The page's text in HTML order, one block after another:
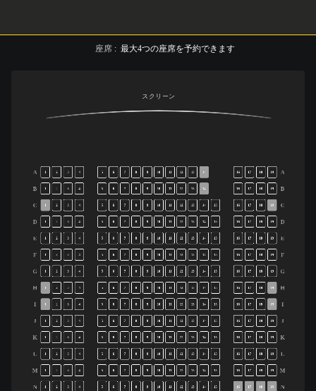
座席 : 最大4つの座席を予約できます
スクリーン
A
B
C
D
E
F
G
H
I
J
K
L
M
N
A
B
C
D
E
F
G
H
I
J
K
L
M
N
1 2 3 4 5 6 7 8 9 10 11 12 13 14 16 17 18 19
1 2 3 4 5 6 7 8 9 10 11 12 13 14 16 17 18 19
1 2 3 4 5 6 7 8 9 10 11 12 13 14 15 16 17 18 19
1 2 3 4 5 6 7 8 9 10 11 12 13 14 15 16 17 18 19
2 3 4 5 6 7 8 9 10 12 13 14 15 16 17 18 19
1 2 3 4 5 6 7 8 9 10 11 12 13 14 15 16 17 18 19
2 3 4 5 6 7 8 9 10 12 13 14 15 16 17 18 19
1 2 3 4 5 6 7 8 9 10 11 12 13 14 15 16 17 18 19
2 3 5 6 7 9 10 11 12 13 14 15 16 17 18
1 2 3 4 5 6 7 8 9 10 11 12 13 14 15 16 17 18 19
1 2 3 4 5 6 7 8 9 10 11 12 13 14 15 16 17 18 19
1 2 3 4 5 6 7 8 9 10 11 12 13 14 15 16 17 18 19
1 2 3 4 5 6 7 8 9 10 11 12 13 14 15 16 17 18 19
1 2 3 4 5 6 7 8 9 10 12 13 14 15 16 17 18 19